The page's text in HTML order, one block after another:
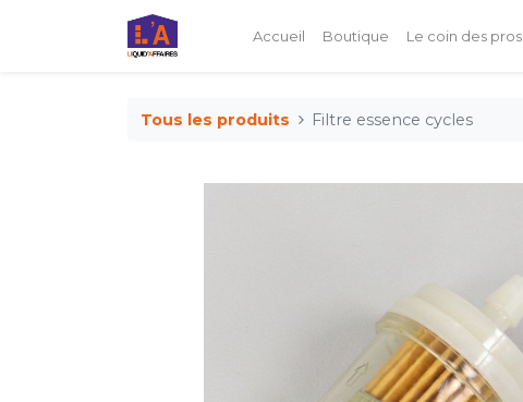
Accueil Boutique Le coin des pros
Tous les produits Filtre essence cycles